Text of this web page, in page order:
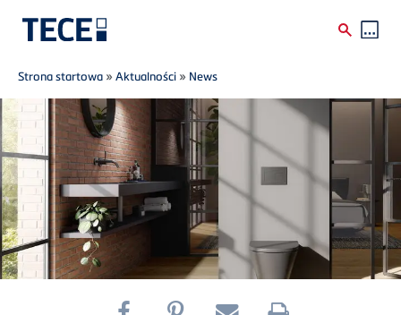
Skip to main content
Breadcrumb
Strona startowa »Aktualności » News